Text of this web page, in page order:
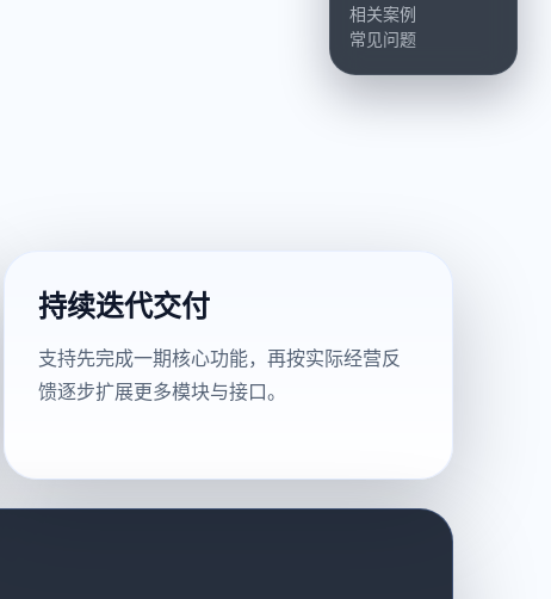
相关案例
常见问题
持续迭代交付
支持先完成一期核心功能，再按实际经营反
馈逐步扩展更多模块与接口。